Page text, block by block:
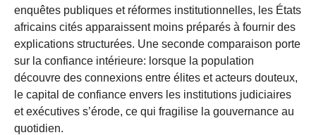
enquêtes publiques et réformes institutionnelles, les États
africains cités apparaissent moins préparés à fournir des
explications structurées. Une seconde comparaison porte
sur la confiance intérieure: lorsque la population
découvre des connexions entre élites et acteurs douteux,
le capital de confiance envers les institutions judiciaires
et exécutives s’érode, ce qui fragilise la gouvernance au
quotidien.